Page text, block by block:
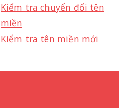
Kiểm tra chuyển đổi tên
miền
Kiểm tra tên miền mới